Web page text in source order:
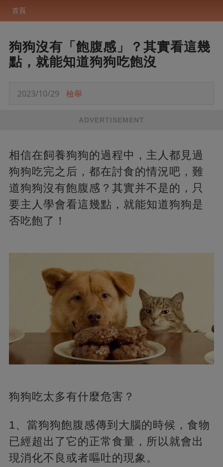
首頁
狗狗沒有「飽腹感」？其實看這幾
點，就能知道狗狗吃飽沒
2023/10/29 檢舉
ADVERTISEMENT
相信在飼養狗狗的過程中，主人都見過
狗狗吃完之后，都在討食的情況吧，難
道狗狗沒有飽腹感？其實并不是的，只
要主人學會看這幾點，就能知道狗狗是
否吃飽了！
狗狗吃太多有什麼危害？
1、當狗狗飽腹感傳到大腦的時候，食物
已經超出了它的正常食量，所以就會出
現消化不良或者嘔吐的現象。